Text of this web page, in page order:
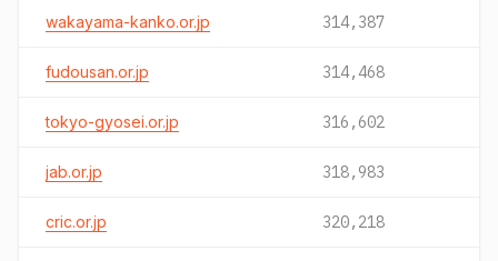
wakayama-kanko.or.jp 314,387
fudousan.or.jp 314,468
tokyo-gyosei.or.jp 316,602
jab.or.jp 318,983
cric.or.jp 320,218